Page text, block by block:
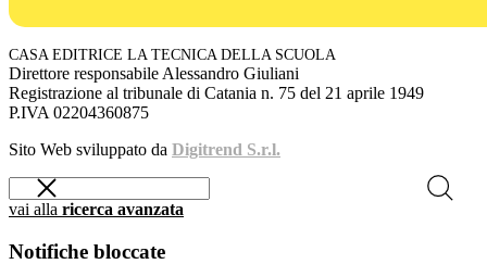
CASA EDITRICE LA TECNICA DELLA SCUOLA
Direttore responsabile Alessandro Giuliani
Registrazione al tribunale di Catania n. 75 del 21 aprile 1949
P.IVA 02204360875
Sito Web sviluppato da Digitrend S.r.l.
vai alla ricerca avanzata
Notifiche bloccate